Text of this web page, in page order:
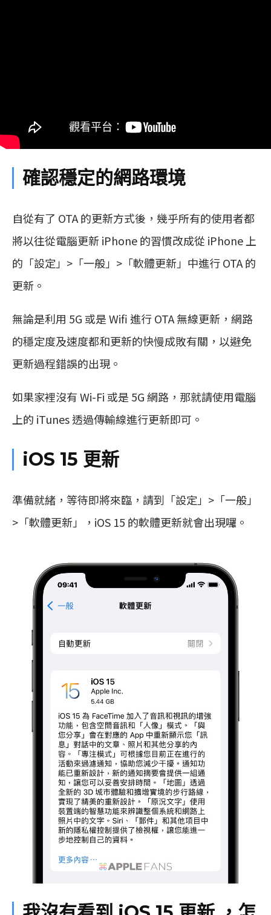
確認穩定的網路環境
自從有了 OTA 的更新方式後，幾乎所有的使用者都
將以往從電腦更新 iPhone 的習慣改成從 iPhone 上
的「設定」>「一般」>「軟體更新」中進行 OTA 的
更新。
無論是利用 5G 或是 Wifi 進行 OTA 無線更新，網路
的穩定度及速度都和更新的快慢成敗有關，以避免
更新過程錯誤的出現。
如果家裡沒有 Wi-Fi 或是 5G 網路，那就請使用電腦
上的 iTunes 透過傳輸線進行更新即可。
iOS 15 更新
準備就緒，等待即將來臨，請到「設定」>「一般」
>「軟體更新」，iOS 15 的軟體更新就會出現囉。